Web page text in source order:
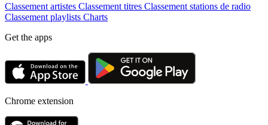
Classement artistes Classement titres Classement stations de radio
Classement playlists Charts
Get the apps
Chrome extension